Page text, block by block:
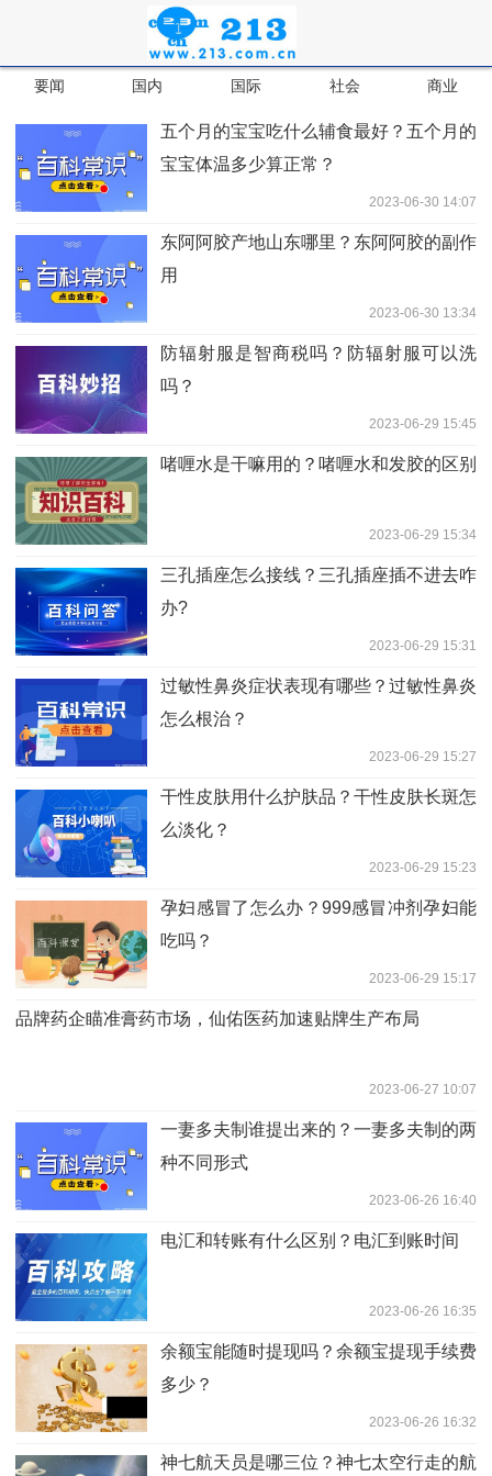
要闻 国内 国际 社会 商业
五个月的宝宝吃什么辅食最好？五个月的
宝宝体温多少算正常？
2023-06-30 14:07
东阿阿胶产地山东哪里？东阿阿胶的副作
用
2023-06-30 13:34
防辐射服是智商税吗？防辐射服可以洗
吗？
2023-06-29 15:45
啫喱水是干嘛用的？啫喱水和发胶的区别
2023-06-29 15:34
三孔插座怎么接线？三孔插座插不进去咋
办?
2023-06-29 15:31
过敏性鼻炎症状表现有哪些？过敏性鼻炎
怎么根治？
2023-06-29 15:27
干性皮肤用什么护肤品？干性皮肤长斑怎
么淡化？
2023-06-29 15:23
孕妇感冒了怎么办？999感冒冲剂孕妇能
吃吗？
2023-06-29 15:17
品牌药企瞄准膏药市场，仙佑医药加速贴牌生产布局
2023-06-27 10:07
一妻多夫制谁提出来的？一妻多夫制的两
种不同形式
2023-06-26 16:40
电汇和转账有什么区别？电汇到账时间
2023-06-26 16:35
余额宝能随时提现吗？余额宝提现手续费
多少？
2023-06-26 16:32
神七航天员是哪三位？神七太空行走的航